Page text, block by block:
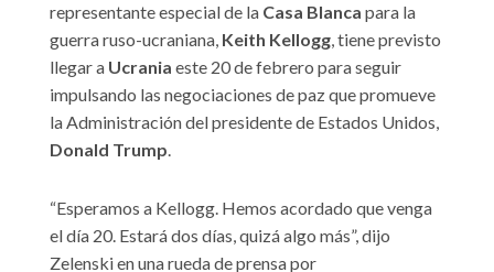
representante especial de la Casa Blanca para la
guerra ruso-ucraniana, Keith Kellogg, tiene previsto
llegar a Ucrania este 20 de febrero para seguir
impulsando las negociaciones de paz que promueve
la Administración del presidente de Estados Unidos,
Donald Trump.
“Esperamos a Kellogg. Hemos acordado que venga
el día 20. Estará dos días, quizá algo más”, dijo
Zelenski en una rueda de prensa por